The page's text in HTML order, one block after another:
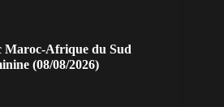
Maroc-Afrique du Sud
(08/08/2026)